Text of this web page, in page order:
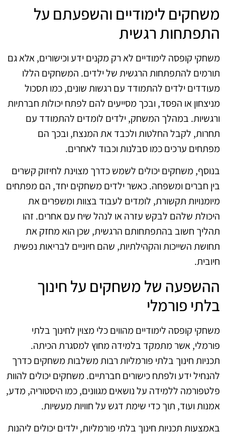
משחקים לימודיים והשפעתם על
התפתחות רגשית
משחקי קופסה לימודיים לא רק מקנים ידע וכישורים, אלא גם
תורמים להתפתחות הרגשית של ילדים. המשחקים הללו
מעודדים ילדים להתמודד עם רגשות שונים, כמו תסכול
מניצחון או הפסד, ובכך מסייעים להם לפתח יכולות חברתיות
ורגשיות. במהלך המשחק, ילדים לומדים להתמודד עם
תחרות, לקבל החלטות ולכבד את המנצח, ובכך הם
מפתחים ערכים כמו סבלנות וכבוד לאחרים.
בנוסף, משחקים יכולים לשמש כדרך מצוינת לחיזוק קשרים
בין חברים ומשפחה. כאשר ילדים משחקים יחד, הם מפתחים
מיומנויות תקשורת, לומדים לעבוד בצוות ומשפרים את
היכולת שלהם לבקש עזרה או לנהל שיח עם אחרים. זהו
תהליך חשוב בהתפתחותם הרגשית, שכן הוא מחזק את
תחושת השייכות והקהילתיות, שהם חיוניים לבריאות נפשית
חיובית.
ההשפעה של משחקים על חינוך
בלתי פורמלי
משחקי קופסה לימודיים מהווים כלי מצוין לחינוך בלתי
פורמלי, אשר מתמקד בלמידה מחוץ למסגרת הכיתה.
תכניות חינוך בלתי פורמליות רבות משלבות משחקים כדרך
להנחיל ידע ולפתח כישורים חברתיים. משחקים יכולים להוות
פלטפורמה ללמידה על נושאים מגוונים, כמו היסטוריה, מדע,
אמנות ועוד, תוך כדי שימת דגש על חוויות מעשיות.
באמצעות תכניות חינוך בלתי פורמליות, ילדים יכולים ליהנות